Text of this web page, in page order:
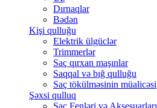
Dırnaqlar
Bədən
Kişi qulluğu
Elektrik ülgüclər
Trimmerlər
Saç qırxan maşınlar
Saqqal və bığ qulluğu
Saç tökülməsinin müalicəsi
Şəxsi qulluq
Saç Fenləri və Aksesuarları